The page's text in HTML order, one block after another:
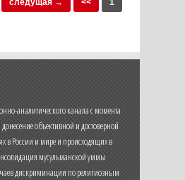
аналитического канала с момента
объективной и достоверной
в России и мире и происходящих в
мусульманской уммы
дискриминации по религиозным